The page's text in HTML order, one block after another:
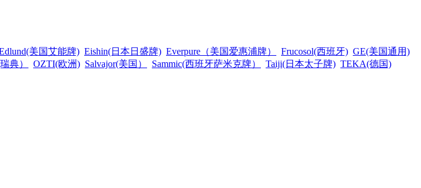
美国艾能牌) Eishin(日本日盛牌) Everpure（美国爱惠浦牌） Frucosol(西班牙) GE(美国通用)
典） OZTI(欧洲) Salvajor(美国） Sammic(西班牙萨米克牌） Taiji(日本太子牌) TEKA(德国)